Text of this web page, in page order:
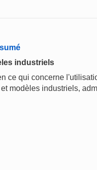
industriels
ce qui concerne
modèles industriels,